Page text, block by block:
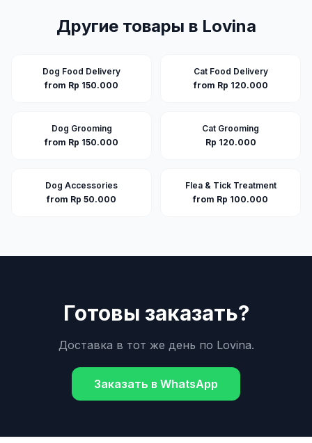
Другие товары в Lovina
Dog Food Delivery
from Rp 150.000
Cat Food Delivery
from Rp 120.000
Dog Grooming
from Rp 150.000
Cat Grooming
Rp 120.000
Dog Accessories
from Rp 50.000
Flea & Tick Treatment
from Rp 100.000
Готовы заказать?
Доставка в тот же день по Lovina.
Заказать в WhatsApp